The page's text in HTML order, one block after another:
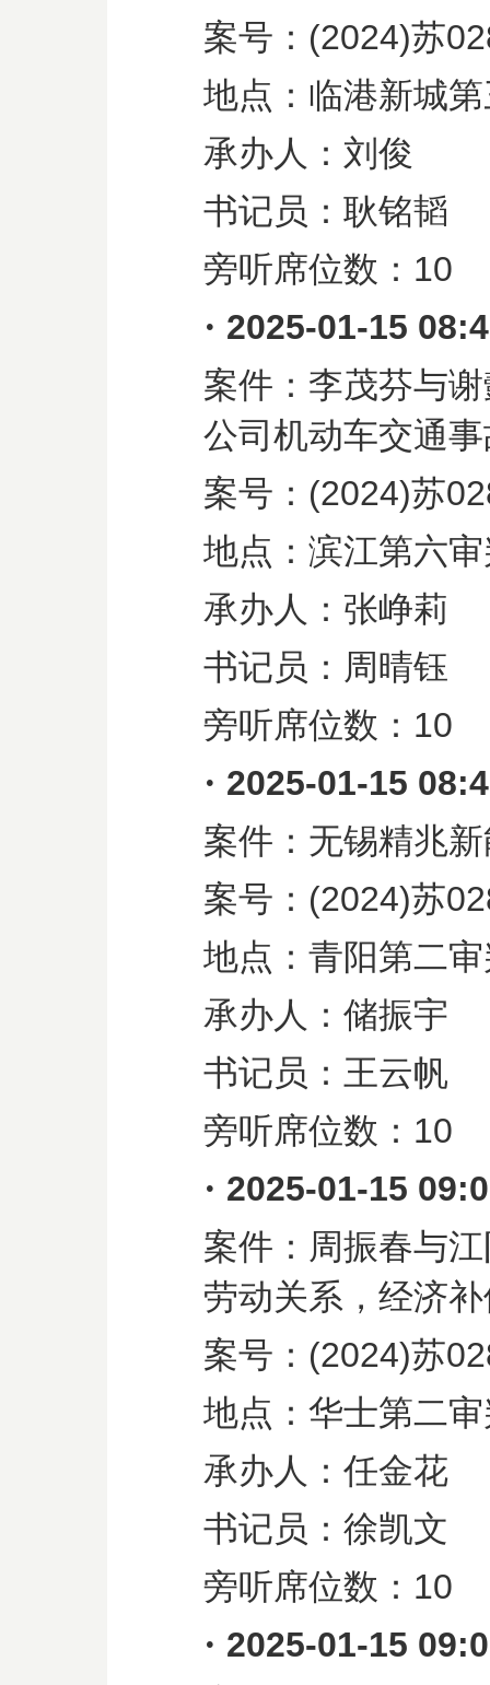
案号： (2024)苏
地点：临港新城
承办人：刘俊
书记员：耿铭韬
旁听席位数： 10
· 2025-01-15
案件：李茂芬与
公司机动车交通
案号： (2024)苏
地点：滨江第六
承办人：张峥莉
书记员：周晴钰
旁听席位数： 10
· 2025-01-15
案件：无锡精兆
案号： (2024)苏
地点：青阳第二
承办人：储振宇
书记员：王云帆
旁听席位数： 10
· 2025-01-15
案件：周振春与
劳动关系，经济
案号： (2024)苏
地点：华士第二
承办人：任金花
书记员：徐凯文
旁听席位数： 10
· 2025-01-15